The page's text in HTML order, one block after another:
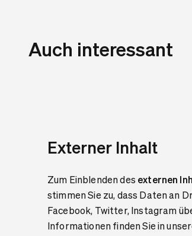
Auch interessant
Externer Inhalt
Zum Einblenden des externen
stimmen Sie zu, dass Daten an
Facebook, Twitter, Instagram
Informationen finden Sie in